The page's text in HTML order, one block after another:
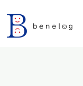
を